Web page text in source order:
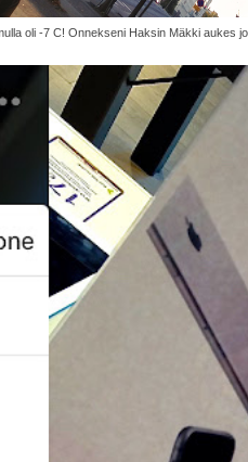
oli -7 C! Onnekseni Haksin Mäkki aukes